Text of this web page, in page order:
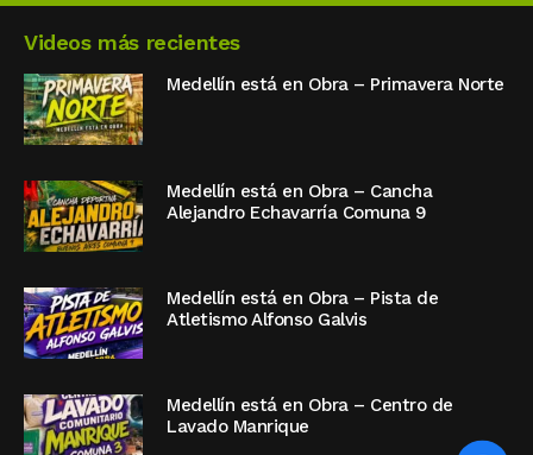
Videos más recientes
Medellín está en Obra – Primavera Norte
Medellín está en Obra – Cancha
Alejandro Echavarría Comuna 9
Medellín está en Obra – Pista de
Atletismo Alfonso Galvis
Medellín está en Obra – Centro de
Lavado Manrique